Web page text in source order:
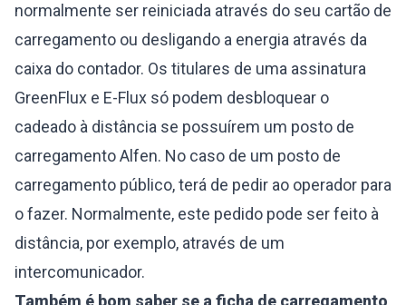
normalmente ser reiniciada através do seu cartão de
carregamento ou desligando a energia através da
caixa do contador. Os titulares de uma assinatura
GreenFlux e E-Flux só podem desbloquear o
cadeado à distância se possuírem um posto de
carregamento Alfen. No caso de um posto de
carregamento público, terá de pedir ao operador para
o fazer. Normalmente, este pedido pode ser feito à
distância, por exemplo, através de um
intercomunicador.
Também é bom saber se a ficha de carregamento